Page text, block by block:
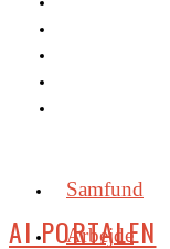
Samfund
Arbejde
AI PORTALEN